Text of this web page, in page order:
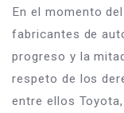
En el momento
fabricantes de
progreso y la
respeto de los
entre ellos